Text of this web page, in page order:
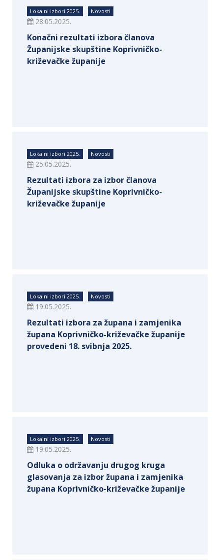
Lokalni izbori 2025. Novosti
28.05.2025.
Konačni rezultati izbora članova
Županijske skupštine Koprivničko-
križevačke županije
Lokalni izbori 2025. Novosti
25.05.2025.
Rezultati izbora za izbor članova
Županijske skupštine Koprivničko-
križevačke županije
Lokalni izbori 2025. Novosti
19.05.2025.
Rezultati izbora za župana i zamjenika
župana Koprivničko-križevačke županije
provedeni 18. svibnja 2025.
Lokalni izbori 2025. Novosti
19.05.2025.
Odluka o održavanju drugog kruga
glasovanja za izbor župana i zamjenika
župana Koprivničko-križevačke županije